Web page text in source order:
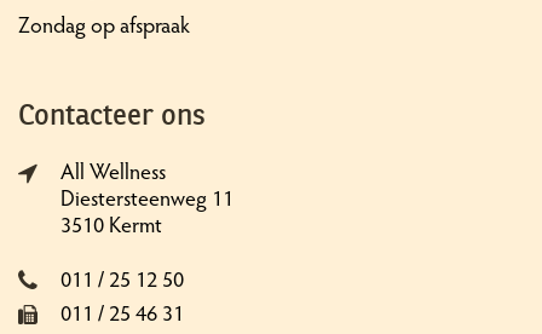
Zondag op afspraak
Contacteer ons
All Wellness
Diestersteenweg 11
3510 Kermt
011 / 25 12 50
011 / 25 46 31